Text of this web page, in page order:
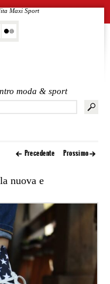
moda & sport
Maxi Sport
Precedente Prossimo
nuova e